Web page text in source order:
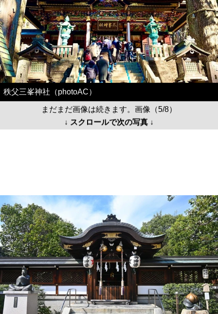
秩父三峯神社（photoAC）
まだまだ画像は続きます。画像（5/8）
↓ スクロールで次の写真 ↓